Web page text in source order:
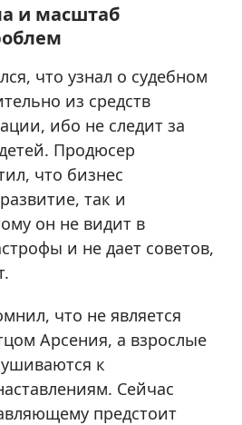
и масштаб
что узнал о судебном
из средств
ибо не следит за
Продюсер
что бизнес
так и
он не видит в
и не дает советов,
что не является
Арсения, а взрослые
к
Сейчас
предстоит